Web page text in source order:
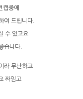
캡중에
여 드립니다.
수 있고요
습니다.
라 무난하고
짜임고